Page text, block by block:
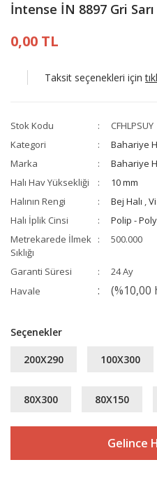
İntense İN 8897 Gri Sarı
0,00 TL
Taksit seçenekleri için
Stok Kodu
CFHLPSUY
Kategori
Bahariye
Marka
Bahariye
Halı Hav Yüksekliği
10 mm
Halının Rengi
Bej Halı ,
Halı İplik Cinsi
Polip -
Metrekarede İlmek
Sıklığı
500.000
Garanti Süresi
24 Ay
Havale
(%10,00
Seçenekler
200X290 100X300
80X300 80X150
Gelince